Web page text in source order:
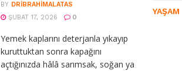
BY DRIBRAHIMALATAS
ŞUBAT 17, 2026
0
Yemek kaplarını deterjanla yıkayıp
kuruttuktan sonra kapağını
açtığınızda hâlâ sarımsak, soğan ya
YAŞAM